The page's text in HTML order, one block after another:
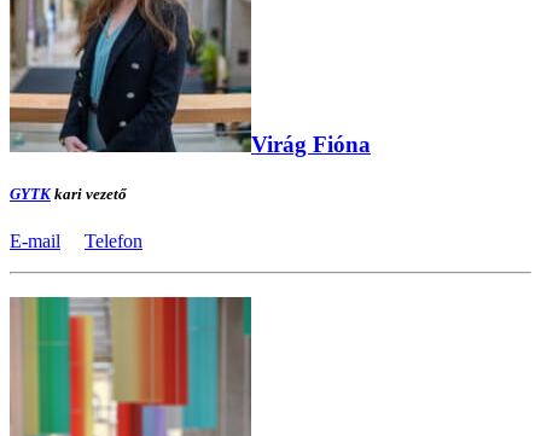
Virág Fióna
GYTKkari vezető
E-mail Telefon